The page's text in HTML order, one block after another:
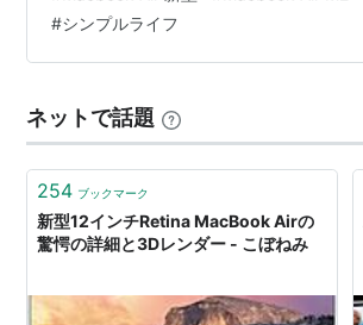
る私が、M4チップ搭載の新型を見て思っ
てみました。 M4チップで万能 高性能す
も魅力的 M4チップで万能 まず、「M4
と思いました。…
#シンプルライフ
ネットで話題
254 ブックマーク
新型12インチRetina MacBook Airの
驚愕の詳細と3Dレンダー - こぼねみ